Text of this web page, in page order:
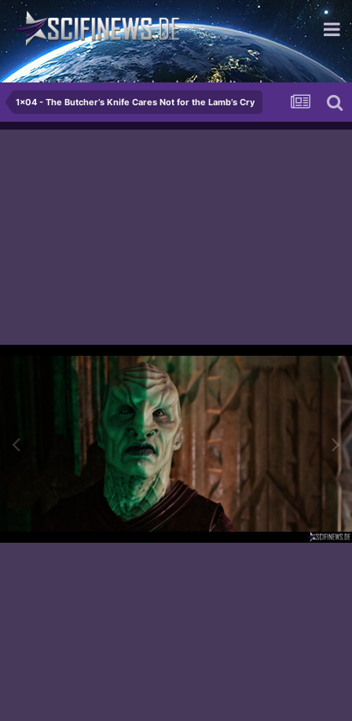
...mit lebenden, probiotischen Joghurt-Kulturen!
1x04 - The Butcher’s Knife Cares Not for the Lamb’s Cry